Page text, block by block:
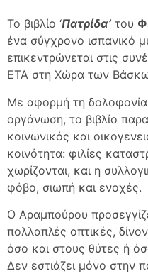
Το βιβλίο ‘Πατρίδα’ του
ένα σύγχρονο ισπανικό
επικεντρώνεται στις
ETA στη Χώρα των
Με αφορμή τη δολοφονία
οργάνωση, το βιβλίο
κοινωνικός και
κοινότητα: φιλίες
χωρίζονται, και η
φόβο, σιωπή και ενοχές.
Ο Αραμπούρου
πολλαπλές οπτικές,
όσο και στους θύτες ή
Δεν εστιάζει μόνο στην